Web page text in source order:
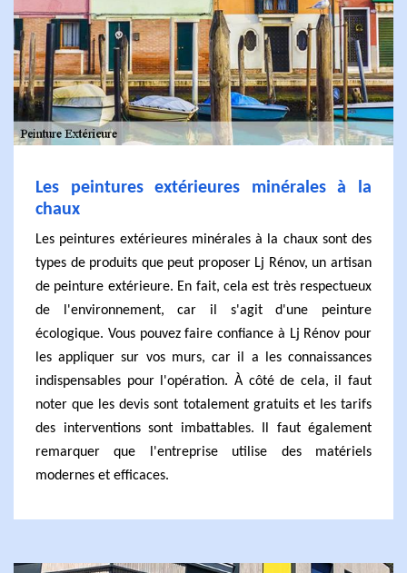
Les peintures extérieures minérales à la
chaux
Les peintures extérieures minérales à la chaux sont des
types de produits que peut proposer Lj Rénov, un artisan
de peinture extérieure. En fait, cela est très respectueux
de l'environnement, car il s'agit d'une peinture
écologique. Vous pouvez faire confiance à Lj Rénov pour
les appliquer sur vos murs, car il a les connaissances
indispensables pour l'opération. À côté de cela, il faut
noter que les devis sont totalement gratuits et les tarifs
des interventions sont imbattables. Il faut également
remarquer que l'entreprise utilise des matériels
modernes et efficaces.